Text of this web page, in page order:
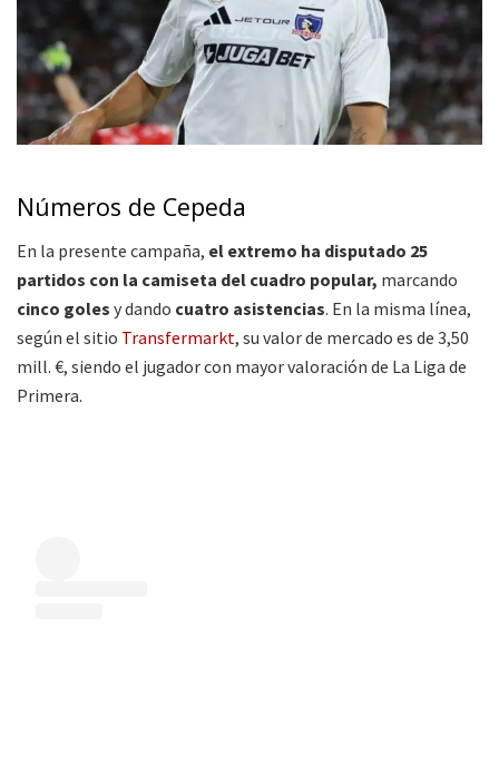
Números de Cepeda
En la presente campaña, el extremo ha disputado 25
partidos con la camiseta del cuadro popular, marcando
cinco goles y dando cuatro asistencias. En la misma línea,
según el sitio Transfermarkt, su valor de mercado es de 3,50
mill. €, siendo el jugador con mayor valoración de La Liga de
Primera.